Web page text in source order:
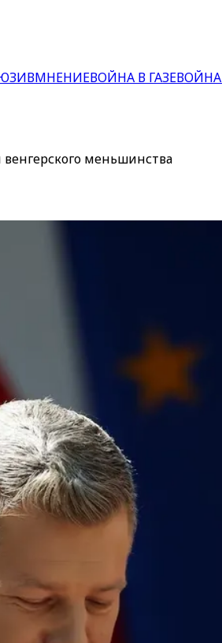
МНЕНИЕВОЙНА В ГАЗЕ
меньшинства